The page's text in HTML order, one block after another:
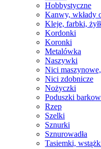
Hobbystyczne
Kanwy, wkłady
Kleje, farbki,
Kordonki
Koronki
Metalówka
Naszywki
Nici
Nici zdobnicze
Nożyczki
Poduszki
Rzep
Szelki
Sznurki
Sznurowadła
Tasiemki,